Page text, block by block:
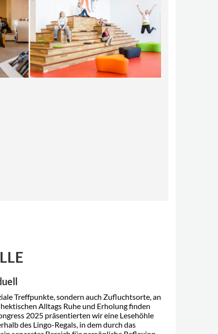
Treffpunkte, sondern auch Zufluchtsorte, an
Alltags Ruhe und Erholung finden
2025 präsentierten wir eine Lesehöhle
des Lingo-Regals, in dem durch das